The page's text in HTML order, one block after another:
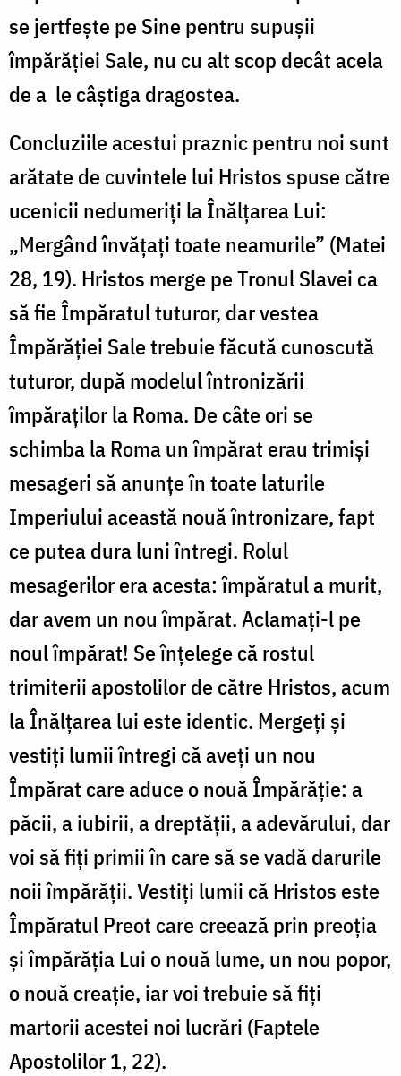
se jertfește pe Sine pentru supușii
împărăției Sale, nu cu alt scop decât acela
de a le câștiga dragostea.
Concluziile acestui praznic pentru noi sunt
arătate de cuvintele lui Hristos spuse către
ucenicii nedumeriți la Înălțarea Lui:
„Mergând învățați toate neamurile” (Matei
28, 19). Hristos merge pe Tronul Slavei ca
să fie Împăratul tuturor, dar vestea
Împărăției Sale trebuie făcută cunoscută
tuturor, după modelul întronizării
împăraților la Roma. De câte ori se
schimba la Roma un împărat erau trimiși
mesageri să anunțe în toate laturile
Imperiului această nouă întronizare, fapt
ce putea dura luni întregi. Rolul
mesagerilor era acesta: împăratul a murit,
dar avem un nou împărat. Aclamați-l pe
noul împărat! Se înțelege că rostul
trimiterii apostolilor de către Hristos, acum
la Înălțarea lui este identic. Mergeți și
vestiți lumii întregi că aveți un nou
Împărat care aduce o nouă Împărăție: a
păcii, a iubirii, a dreptății, a adevărului, dar
voi să fiți primii în care să se vadă darurile
noii împărății. Vestiți lumii că Hristos este
Împăratul Preot care creează prin preoția
și împărăția Lui o nouă lume, un nou popor,
o nouă creație, iar voi trebuie să fiți
martorii acestei noi lucrări (Faptele
Apostolilor 1, 22).